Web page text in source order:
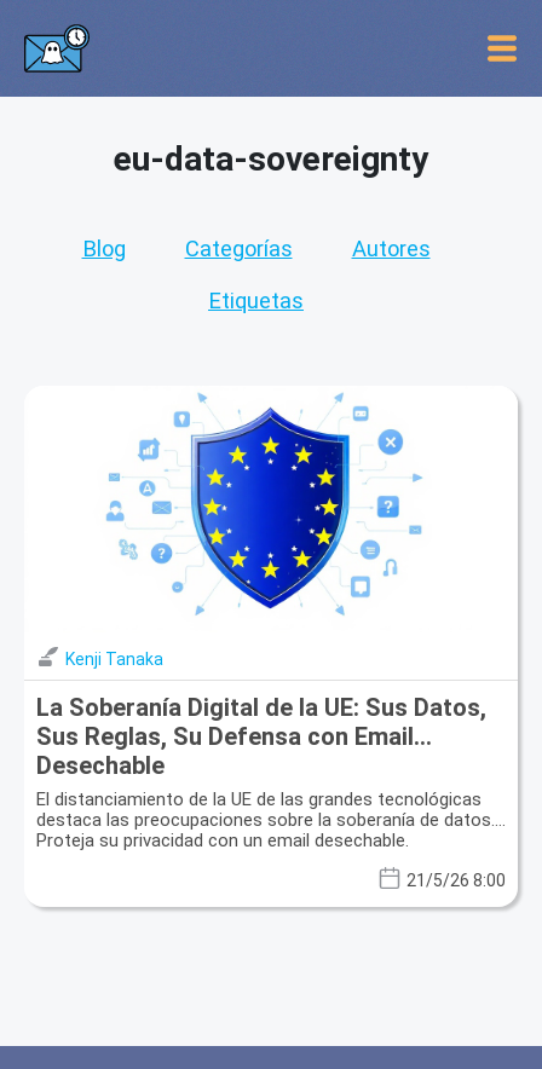
eu-data-sovereignty
Blog Categorías Autores
Etiquetas
Kenji Tanaka
La Soberanía Digital de la UE: Sus Datos,
Sus Reglas, Su Defensa con Email
Desechable
El distanciamiento de la UE de las grandes tecnológicas
destaca las preocupaciones sobre la soberanía de datos.
Proteja su privacidad con un email desechable.
21/5/26 8:00